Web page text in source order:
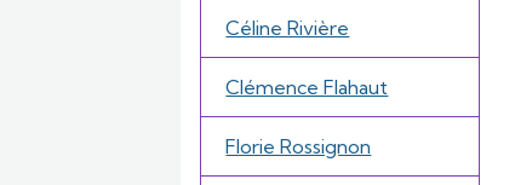
Céline Rivière
Clémence Flahaut
Florie Rossignon